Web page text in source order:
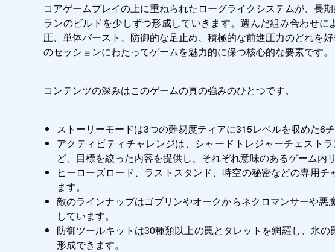
コアゲームプレイの上に重ねられたローグライクシステムが、長
ランのビルドを少しずつ形成していきます。選んだ組み合わせ
圧、単体バースト、防御的な足止め、積極的な前進圧力のどれを
のセッションにわたってゲームを魅力的に保つ核心的な要素です。
コンテンツの深みはこのゲームの真の強みのひとつです。
ストーリーモードは3つの難易度ティアに315レベルを収めた6
アクティビティチャレンジは、シャードトレジャーチェスト
ど、目標を絞った内容を提供し、それぞれ意味のあるゲーム内
ヒーローズロード、ラストスタンド、時空の秘密などの専用
ます。
敵のラインナップはゴブリンやオークからネクロマンサーや
しています。
防御ツールキットは30種類以上の罠とタレットを網羅し、氷
形成できます。